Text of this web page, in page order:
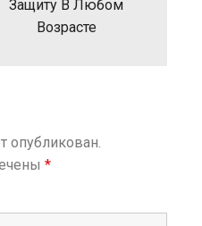
Защиту В Любом
Возрасте
опубликован.
*